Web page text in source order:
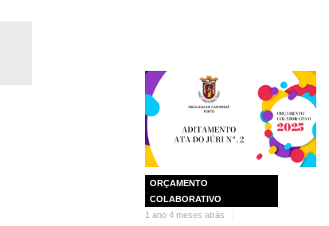
ORÇAMENTO
COLABORATIVO
1 ano 4 meses atrás